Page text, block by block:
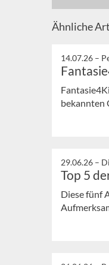
Ähnliche
14.07.26 –
bekannten
29.06.26 –
Top 5
Diese fünf